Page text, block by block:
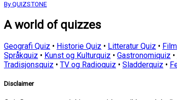
By QUIZSTONE
A world of quizzes
Geografi Quiz • Historie Quiz • Litteratur Quiz •
Språkquiz • Kunst og Kulturquiz • Gastronomiquiz •
Tradisjonsquiz • TV og Radioquiz • Sladderquiz •
Disclaimer